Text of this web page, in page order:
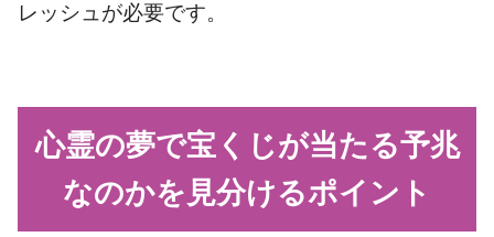
レッシュが必要です。
心霊の夢で宝くじが当たる予兆
なのかを見分けるポイント